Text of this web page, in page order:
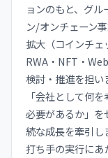
ョンのもと、グ
ン/オンチェーン
拡大（コインチェ
RWA・NFT・
検討・推進を担い
「会社として何
必要があるか」を
続な成長を牽引し
打ち手の実行にあ